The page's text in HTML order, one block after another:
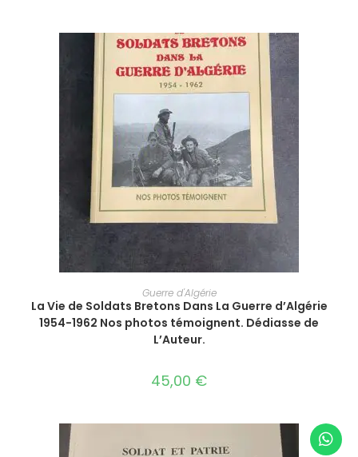
AJOUTER AU PANIER
Guerre d'Algérie
La Vie de Soldats Bretons Dans La Guerre d’Algérie
1954-1962 Nos photos témoignent. Dédiasse de
L’Auteur.
45,00 €